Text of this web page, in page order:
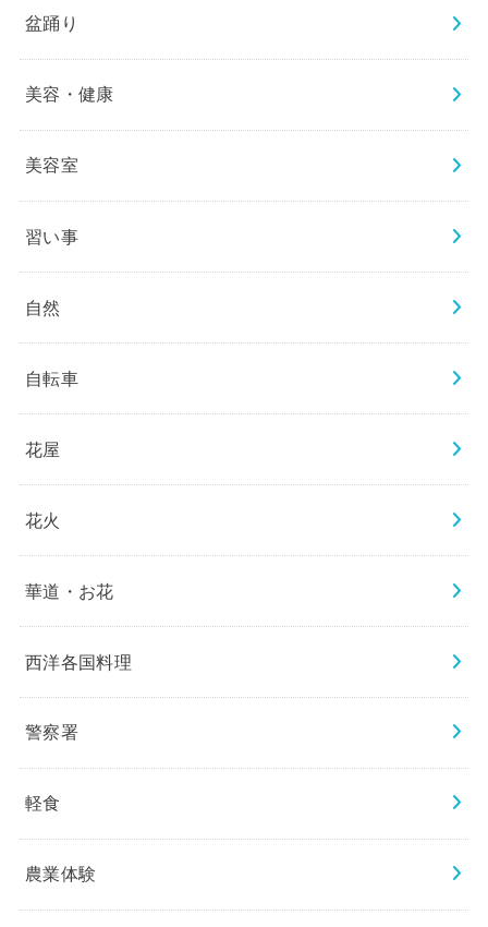
盆踊り
美容・健康
美容室
習い事
自然
自転車
花屋
花火
華道・お花
西洋各国料理
警察署
軽食
農業体験